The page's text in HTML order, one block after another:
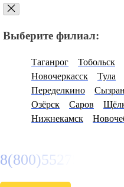
Выберите филиал:
Таганрог Тобольск
Новочеркасск
Тула
Переделкино
Озёрск
Саров
Нижнекамск
8(800)5527584